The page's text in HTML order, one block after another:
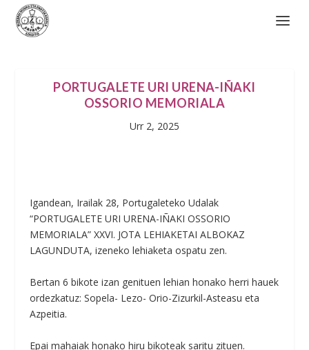
PORTUGALETE URI URENA-IÑAKI
OSSORIO MEMORIALA
Urr 2, 2025
Igandean, Irailak 28, Portugaleteko Udalak
“PORTUGALETE URI URENA-IÑAKI OSSORIO
MEMORIALA” XXVI. JOTA LEHIAKETAI ALBOKAZ
LAGUNDUTA, izeneko lehiaketa ospatu zen.
Bertan 6 bikote izan genituen lehian honako herri hauek
ordezkatuz: Sopela- Lezo- Orio-Zizurkil-Asteasu eta
Azpeitia.
Epai mahaiak honako hiru bikoteak saritu zituen.